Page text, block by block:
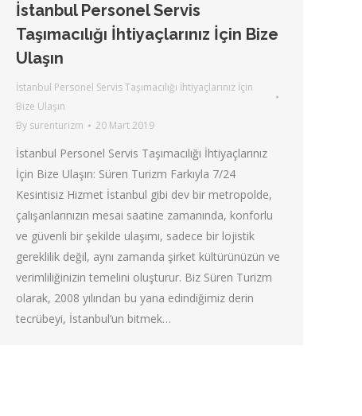
İstanbul Personel Servis
Taşımacılığı İhtiyaçlarınız İçin Bize
Ulaşın
İstanbul Personel Servis Taşımacılığı İhtiyaçlarınız İçin
Bize Ulaşın
By surenturizm 20 Mart 2019
İstanbul Personel Servis Taşımacılığı İhtiyaçlarınız
İçin Bize Ulaşın: Süren Turizm Farkıyla 7/24
Kesintisiz Hizmet İstanbul gibi dev bir metropolde,
çalışanlarınızın mesai saatine zamanında, konforlu
ve güvenli bir şekilde ulaşımı, sadece bir lojistik
gereklilik değil, aynı zamanda şirket kültürünüzün ve
verimliliğinizin temelini oluşturur. Biz Süren Turizm
olarak, 2008 yılından bu yana edindiğimiz derin
tecrübeyi, İstanbul’un bitmek…